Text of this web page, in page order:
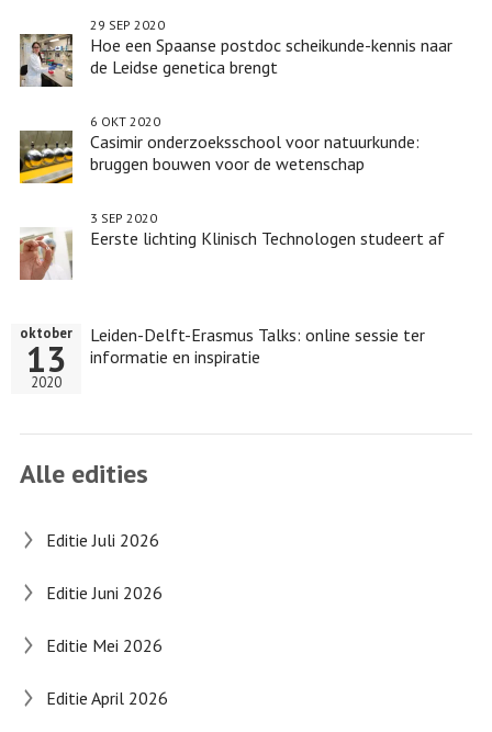
Hoe een Spaanse postdoc scheikunde-kennis naar
de Leidse genetica brengt
29 SEP 2020
Casimir onderzoeksschool voor natuurkunde:
bruggen bouwen voor de wetenschap
6 OKT 2020
Eerste lichting Klinisch Technologen studeert af
3 SEP 2020
Leiden-Delft-Erasmus Talks: online sessie ter
informatie en inspiratie
oktober
13
2020
Alle edities
Editie Juli 2026
Editie Juni 2026
Editie Mei 2026
Editie April 2026